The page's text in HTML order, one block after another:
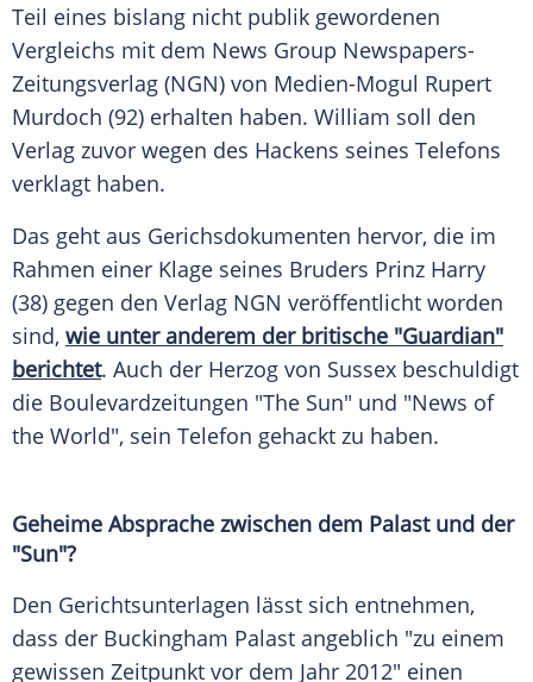
Teil eines bislang nicht publik gewordenen
Vergleichs mit dem News Group Newspapers-
Zeitungsverlag (NGN) von Medien-Mogul Rupert
Murdoch (92) erhalten haben. William soll den
Verlag zuvor wegen des Hackens seines Telefons
verklagt haben.
Das geht aus Gerichsdokumenten hervor, die im
Rahmen einer Klage seines Bruders Prinz Harry
(38) gegen den Verlag NGN veröffentlicht worden
sind, wie unter anderem der britische "Guardian"
berichtet. Auch der Herzog von Sussex beschuldigt
die Boulevardzeitungen "The Sun" und "News of
the World", sein Telefon gehackt zu haben.
Geheime Absprache zwischen dem Palast und der
"Sun"?
Den Gerichtsunterlagen lässt sich entnehmen,
dass der Buckingham Palast angeblich "zu einem
gewissen Zeitpunkt vor dem Jahr 2012" einen